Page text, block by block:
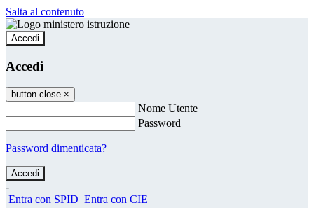
Salta al contenuto
Accedi
Accedi
button close ×
Nome Utente
Password
Password dimenticata?
-
Entra con SPID Entra con CIE